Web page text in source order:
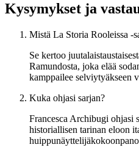
Kysymykset ja
Mistä La Storia Rooleissa -
Se kertoo
Ramundosta, joka elää
kamppailee selviytyäkseen
Kuka ohjasi sarjan?
Francesca Archibugi ohjasi
historiallisen tarinan eloon